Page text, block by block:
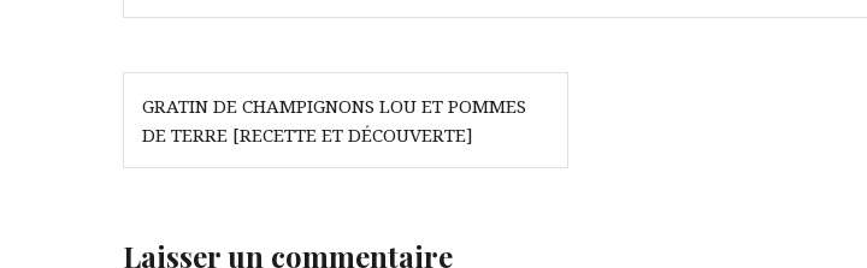
Navigation
de
l’article
GRATIN DE CHAMPIGNONS LOU ET POMMES
DE TERRE [RECETTE ET DÉCOUVERTE]
Laisser un commentaire